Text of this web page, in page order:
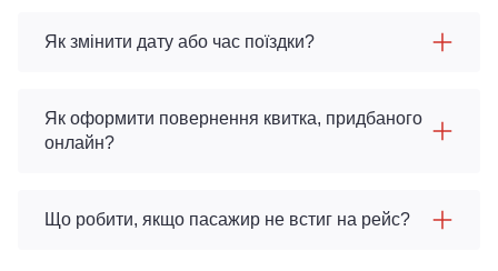
Як змінити дату або час поїздки?
Як оформити повернення квитка, придбаного
онлайн?
Що робити, якщо пасажир не встиг на рейс?